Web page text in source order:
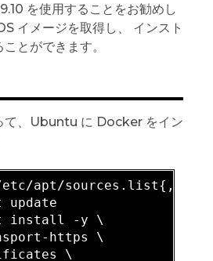
を使用することをお勧めし
イメージを取得し、 インスト
とができます。
て、Ubuntu に Docker をイン
etc/apt/sources.list{,.bak}
update
install -y \
https \
\